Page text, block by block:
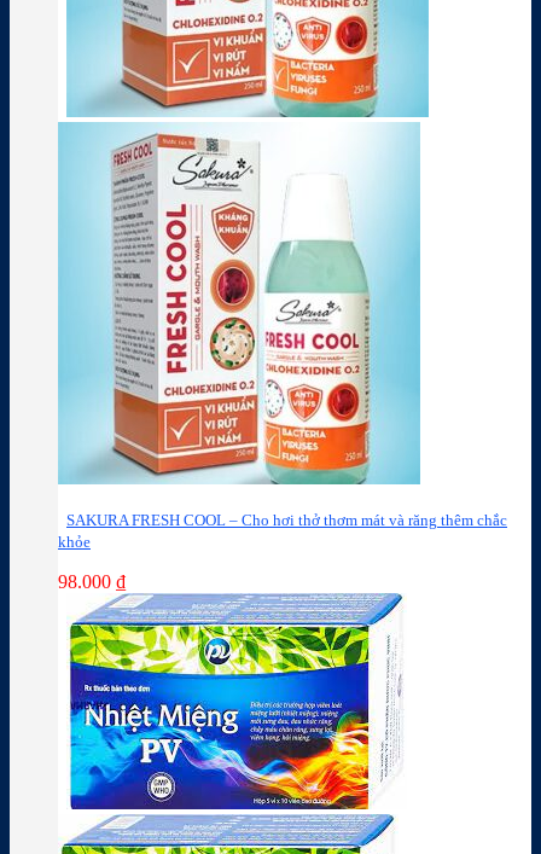
SAKURA FRESH COOL – Cho hơi thở thơm mát và răng thêm chắc
khỏe
98.000 ₫